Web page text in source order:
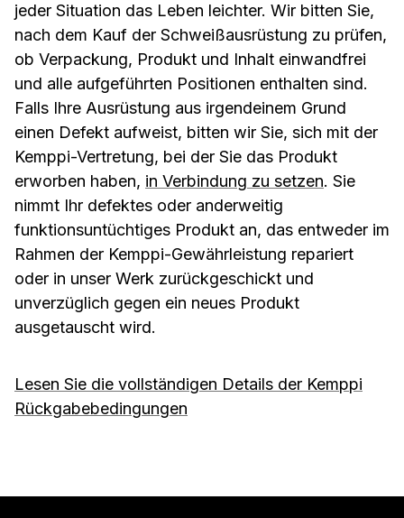
jeder Situation das Leben leichter. Wir bitten Sie,
nach dem Kauf der Schweißausrüstung zu prüfen,
ob Verpackung, Produkt und Inhalt einwandfrei
und alle aufgeführten Positionen enthalten sind.
Falls Ihre Ausrüstung aus irgendeinem Grund
einen Defekt aufweist, bitten wir Sie, sich mit der
Kemppi-Vertretung, bei der Sie das Produkt
erworben haben, in Verbindung zu setzen. Sie
nimmt Ihr defektes oder anderweitig
funktionsuntüchtiges Produkt an, das entweder im
Rahmen der Kemppi-Gewährleistung repariert
oder in unser Werk zurückgeschickt und
unverzüglich gegen ein neues Produkt
ausgetauscht wird.
Lesen Sie die vollständigen Details der Kemppi
Rückgabebedingungen